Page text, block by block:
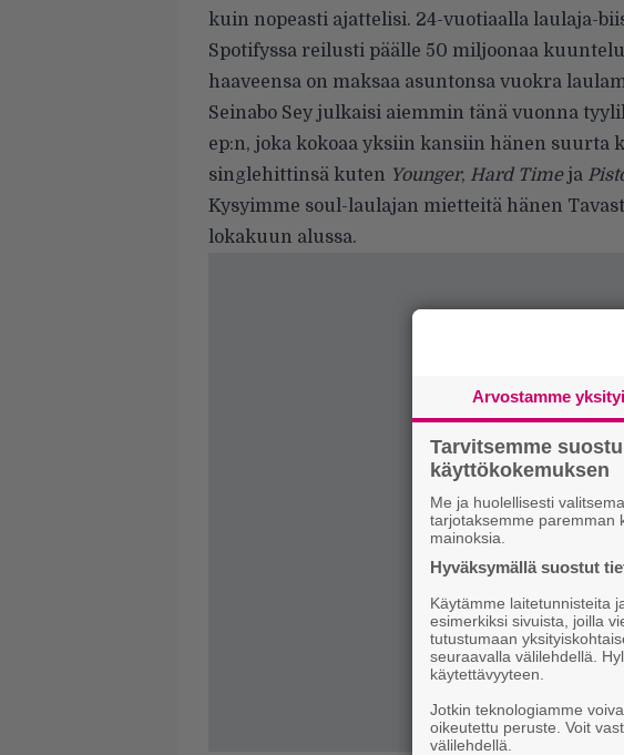
kuin nopeasti ajattelisi. 24-vuotiaalla laulaja-
Spotifyssa reilusti päälle 50 miljoonaa
haaveensa on maksaa asuntonsa vuokra
Seinabo Sey julkaisi aiemmin tänä vuonna
ep:n, joka kokoaa yksiin kansiin hänen suurta
singlehittinsä kuten Younger, Hard Timeja
Kysyimme soul-laulajan mietteitä hänen
lokakuun alussa.
Arvostamme
Tarvitsemme
käyttökokemuksen
Me ja huolellisesti
tarjotaksemme paremman
mainoksia.
Hyväksymällä suostut
Käytämme laitetunnisteita
esimerkiksi sivuista, joilla
tutustumaan
seuraavalla välilehdellä.
käytettävyyteen.
Jotkin teknologiamme
oikeutettu peruste. Voit
välilehdellä.